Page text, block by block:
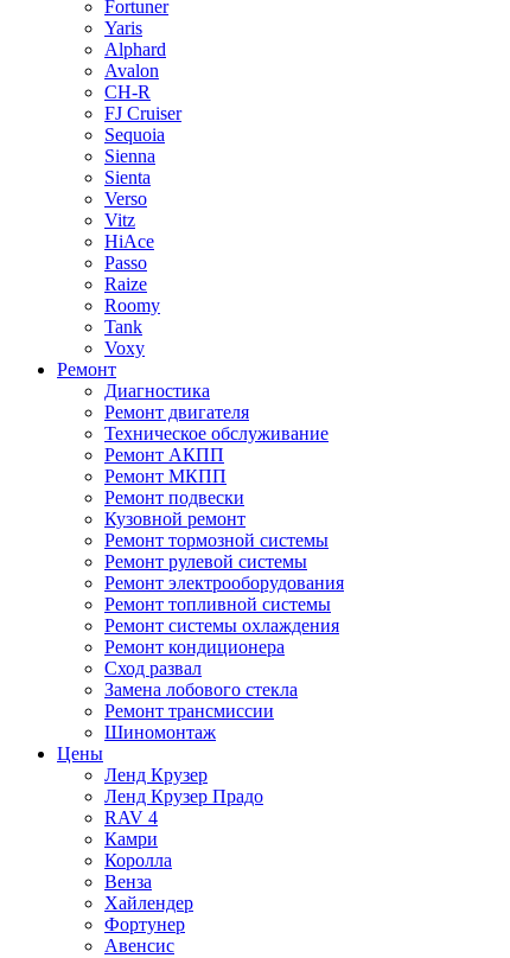
Fortuner
Yaris
Alphard
Avalon
CH-R
FJ Cruiser
Sequoia
Sienna
Sienta
Verso
Vitz
HiAce
Passo
Raize
Roomy
Tank
Voxy
Ремонт
Диагностика
Ремонт двигателя
Техническое обслуживание
Ремонт АКПП
Ремонт МКПП
Ремонт подвески
Кузовной ремонт
Ремонт тормозной системы
Ремонт рулевой системы
Ремонт электрооборудования
Ремонт топливной системы
Ремонт системы охлаждения
Ремонт кондиционера
Сход развал
Замена лобового стекла
Ремонт трансмиссии
Шиномонтаж
Цены
Ленд Крузер
Ленд Крузер Прадо
RAV 4
Камри
Королла
Венза
Хайлендер
Фортунер
Авенсис